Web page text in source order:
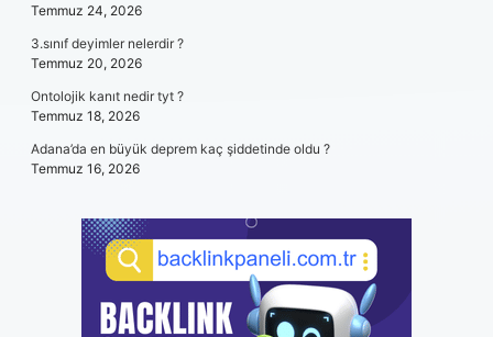
Temmuz 24, 2026
3.sınıf deyimler nelerdir ?
Temmuz 20, 2026
Ontolojik kanıt nedir tyt ?
Temmuz 18, 2026
Adana’da en büyük deprem kaç şiddetinde oldu ?
Temmuz 16, 2026